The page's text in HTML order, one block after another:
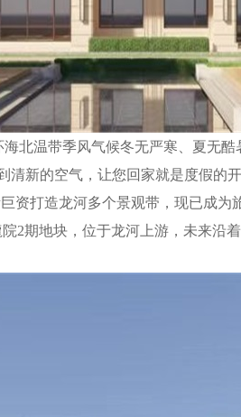
海北温带季风气候冬无严寒、夏无酷
新的空气，让您回家就是度假的开
资打造龙河多个景观带，现已成为
2期地块 ，位于龙河上游，未来沿